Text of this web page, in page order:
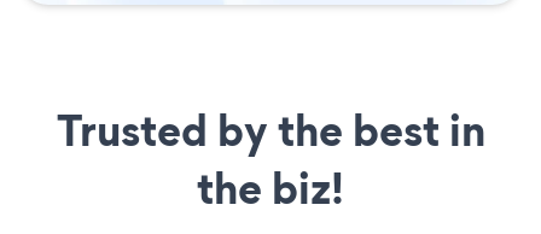
Trusted by the best in
the biz!